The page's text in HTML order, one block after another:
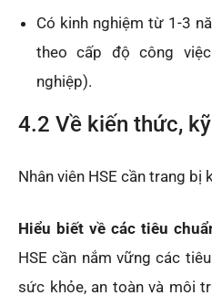
Có kinh nghiệm từ 1-3
theo cấp độ công
nghiệp).
4.2 Về kiến thức,
Nhân viên HSE cần trang bị
Hiểu biết về các tiêu
HSE cần nắm vững các
sức khỏe, an toàn và môi